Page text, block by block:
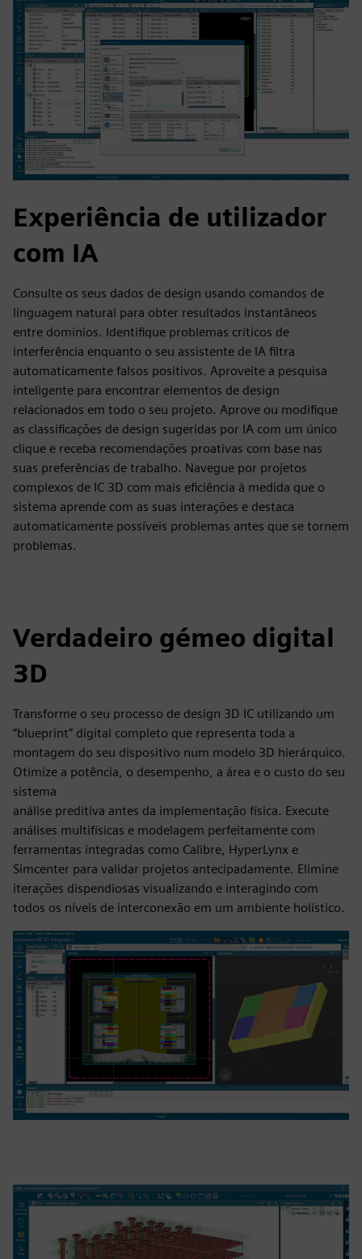
Experiência de utilizador
com IA
Consulte os seus dados de design usando comandos de
linguagem natural para obter resultados instantâneos
entre domínios. Identifique problemas críticos de
interferência enquanto o seu assistente de IA filtra
automaticamente falsos positivos. Aproveite a pesquisa
inteligente para encontrar elementos de design
relacionados em todo o seu projeto. Aprove ou modifique
as classificações de design sugeridas por IA com um único
clique e receba recomendações proativas com base nas
suas preferências de trabalho. Navegue por projetos
complexos de IC 3D com mais eficiência à medida que o
sistema aprende com as suas interações e destaca
automaticamente possíveis problemas antes que se tornem
problemas.
Verdadeiro gémeo digital
3D
Transforme o seu processo de design 3D IC utilizando um
“blueprint” digital completo que representa toda a
montagem do seu dispositivo num modelo 3D hierárquico.
Otimize a potência, o desempenho, a área e o custo do seu
sistema
análise preditiva antes da implementação física. Execute
análises multifísicas e modelagem perfeitamente com
ferramentas integradas como Calibre, HyperLynx e
Simcenter para validar projetos antecipadamente. Elimine
iterações dispendiosas visualizando e interagindo com
todos os níveis de interconexão em um ambiente holístico.